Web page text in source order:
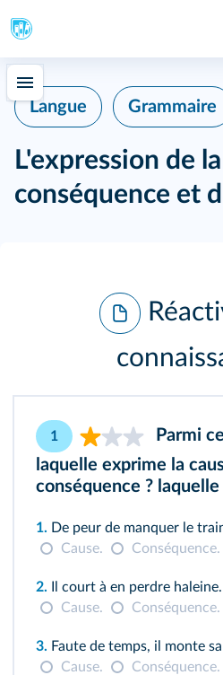
Langue Grammaire
L'expression de
conséquence et
1
Parmi
laquelle exprime la
conséquence ?
1. De peur de manquer le
Cause.
Conséquence.
2.
Il court à en perdre haleine.
Cause.
Conséquence.
3. Faute de temps, il monte
Cause.
Conséquence.